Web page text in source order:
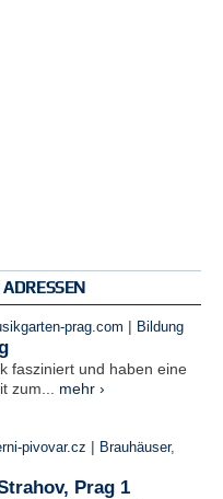
prag.com | Bildung
fasziniert und haben eine
zum... mehr ›
pivovar.cz | Brauhäuser,
Prag 1